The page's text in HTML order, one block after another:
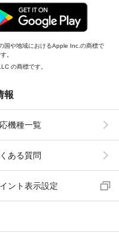
国や地域におけるApple Inc.の商標で
。
の商標です。
報
機種一覧
ある質問
ント表示設定